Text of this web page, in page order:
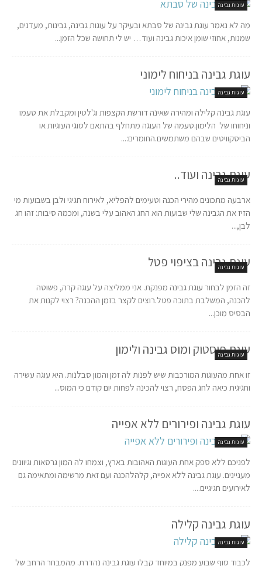
עוגות גבינה
מה לא נאמר עוגת גבינה של סבתא ובעיקר על עוגות גבינה, גבינות, מעדנים,
שמנות, אחוזי שומן איכות גבינה ועוד… יש לי תחושה שכל הזמן...
עוגת גבינה בניחוח לימוני
עוגות גבינה
עוגת גבינה קלילה ומהירה שאינה דורשת הקצפות וג'לטין ומקבלת את טעמו
וניחוחו של הלימון.טעמה של העוגה מתחלף בהתאם לסוגי העוגיות או
הביסקוויטים שבהם משתמשים.החומרים:...
עוגת גבינה ועוד..
עוגות גבינה
ארבעה מתכונים מהירי הכנה וטעימים להפליא, לאירוח חגיגי ולבן בשבועות מי
הזיז את הגבינה שלי שבועות הוא החג האהוב עלי בשנה, ומכמה סיבות: זהו חג
לבן,...
עוגת גבינה בציפוי פטל
עוגות גבינה
זה הזמן לבחור עוגת גבינה מפנקת. אני ממליצה על עוגה קרה, פשוטה
להכנה, המשלבת בתוכה פטל.רוצים לקצר בזמן ההכנה? רצוי לקנות את
הבסיס מוכן...
עוגת פיסטוק ומוס גבינה ולימון
עוגות גבינה
זו אחת מהעוגות המורכבות שיש לפנות לה זמן והמון סבלנות. היא עוגה עשירה
וחגיגית כיאה לחג הפסח, רצוי להכינה לפחות יום קודם כי המוס...
עוגת גבינה ופירורים ללא אפייה
עוגות גבינה
לפניכם ללא ספק אחת העוגות האהובות בארץ, וצמחו לה המון גרסאות וגיוונים
מעניינים. עוגת גבינה ללא אפייה, קלהלהכנה ועם זאת מרשימה ומתאימה גם
לאירועים חגיגיים....
עוגת גבינה קלילה
עוגות גבינה
לכבוד סוף שבוע מפנק במיוחד קבלו עוגת גבינה נהדרת. מהמבחר הרחב של